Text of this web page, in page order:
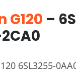
G120 –